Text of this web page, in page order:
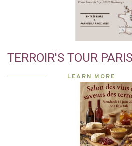
TERROIR'S TOUR
LEARN MORE